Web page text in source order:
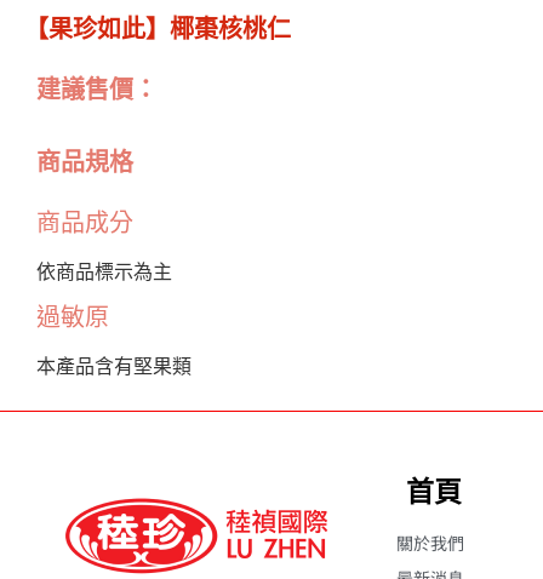
【果珍如此】椰棗核桃仁
建議售價：
商品規格
商品成分
依商品標示為主
過敏原
本產品含有堅果類
首頁
關於我們